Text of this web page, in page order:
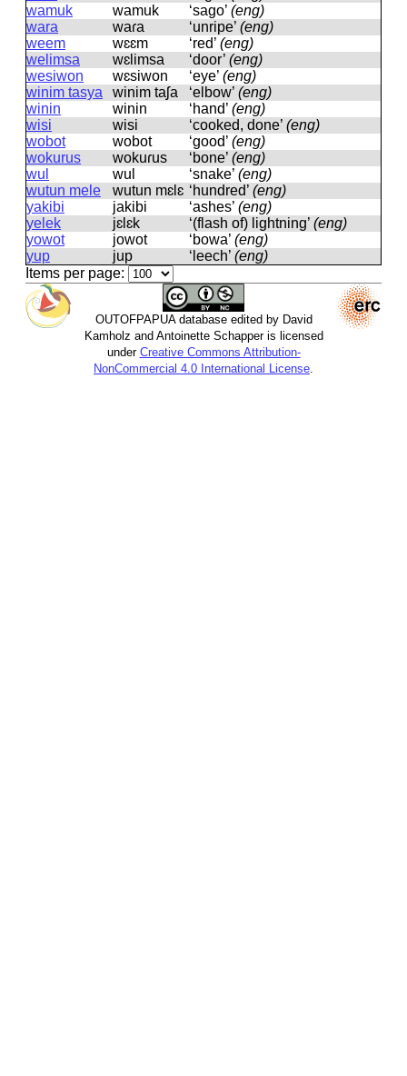
wamuk
wamuk ‘sago’ (eng)
wara
waɾa ‘unripe’ (eng)
weem
wɛɛm ‘red’ (eng)
welimsa
wɛlimsa ‘door’ (eng)
wesiwon
wɛsiwon ‘eye’ (eng)
winim tasya
winim taʃa ‘elbow’ (eng)
winin
winin ‘hand’ (eng)
wisi
wisi ‘cooked, done’ (eng)
wobot
wobot ‘good’ (eng)
wokurus
wokuɾus ‘bone’ (eng)
wul
wul ‘snake’ (eng)
wutun mele
wutun mɛlɛ ‘hundred’ (eng)
yakibi
jakibi ‘ashes’ (eng)
yelek
jɛlɛk ‘(flash of) lightning’ (eng)
yowot
jowot ‘bowa’ (eng)
yup
jup ‘leech’ (eng)
Items per page:
OUTOFPAPUA database edited by David
Kamholz and Antoinette Schapper is licensed
under Creative Commons Attribution-
NonCommercial 4.0 International License.